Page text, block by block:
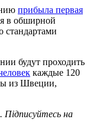
прибыла первая
в обширной
стандартами
будут проходить
каждые 120
из Швеции,
Підписуйтесь на